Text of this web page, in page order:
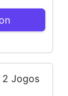
2 Jogos